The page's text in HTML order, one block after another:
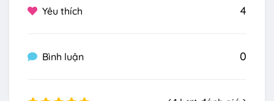
Yêu thích 4
Bình luận 0